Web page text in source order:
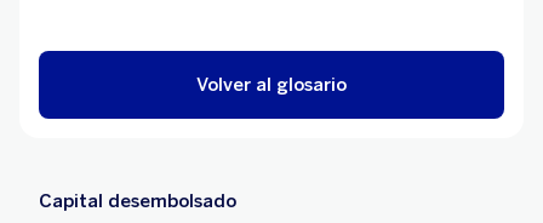
Volver al glosario
Capital desembolsado